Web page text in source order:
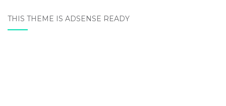
THIS THEME IS ADSENSE READY